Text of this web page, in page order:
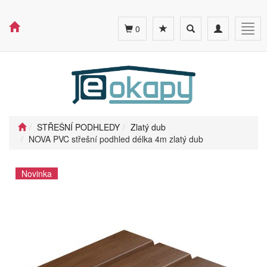
Toggle
navigation
Toggle
search
0
STŘEŠNÍ PODHLEDY
Zlatý dub
NOVA PVC střešní podhled délka 4m zlatý dub
Novinka